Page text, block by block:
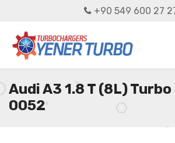
+90 549 600 27
Audi A3 1.8 T (8L)
0052